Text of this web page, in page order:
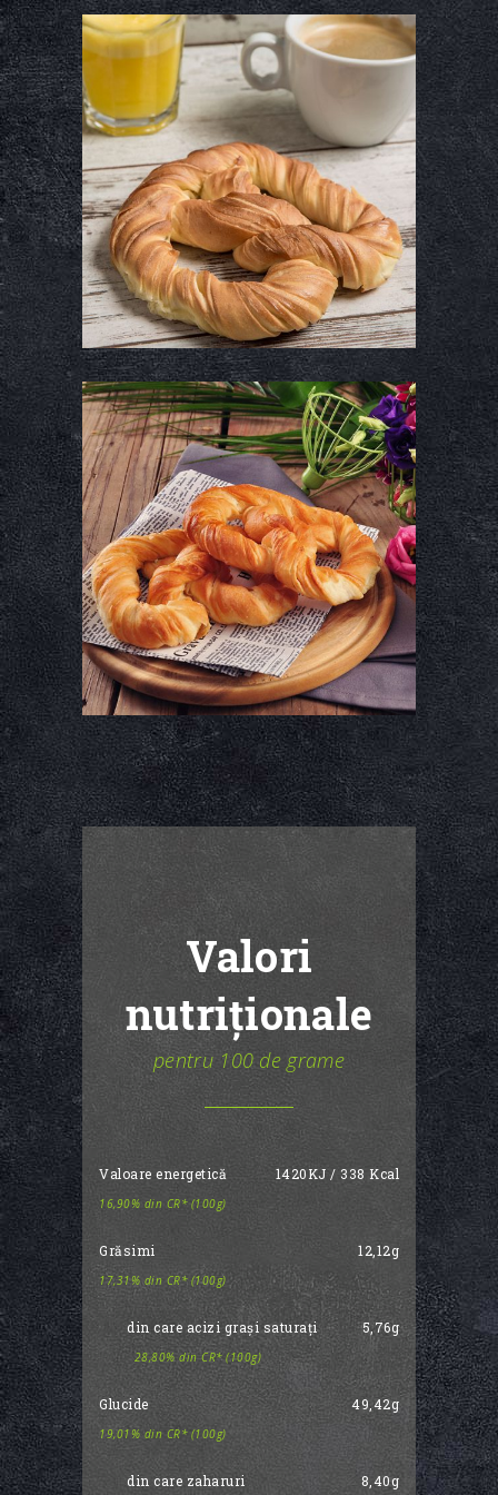
Valori
nutriționale
pentru 100 de grame
Valoare energetică 1420KJ / 338 Kcal
16,90% din CR* (100g)
Grăsimi 12,12g
17,31% din CR* (100g)
din care acizi grași saturați 5,76g
28,80% din CR* (100g)
Glucide 49,42g
19,01% din CR* (100g)
din care zaharuri 8,40g